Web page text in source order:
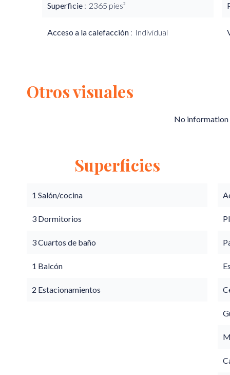
Superficie 2365 pies²
Acceso a la calefacción Individual
Otros visuales
No information
Superficies
1 Salón/cocina
3 Dormitorios
3 Cuartos de baño
1 Balcón
2 Estacionamientos